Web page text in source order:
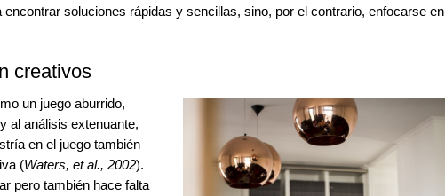
soluciones rápidas y sencillas, sino, por el contrario, enfocarse en
creativos
un juego aburrido,
al análisis extenuante,
en el juego también
(Waters, et al., 2002).
pero también hace falta